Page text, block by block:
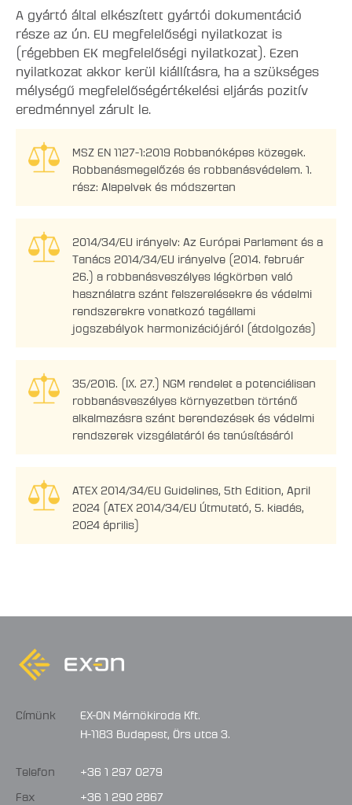
A gyártó által elkészített gyártói dokumentáció
része az ún. EU megfelelőségi nyilatkozat is
(régebben EK megfelelőségi nyilatkozat). Ezen
nyilatkozat akkor kerül kiállításra, ha a szükséges
mélységű megfelelőségértékelési eljárás pozitív
eredménnyel zárult le.
MSZ EN 1127-1:2019 Robbanóképes közegek.
Robbanásmegelőzés és robbanásvédelem. 1.
rész: Alapelvek és módszertan
2014/34/EU irányelv: Az Európai Parlament és a
Tanács 2014/34/EU irányelve (2014. február
26.) a robbanásveszélyes légkörben való
használatra szánt felszerelésekre és védelmi
rendszerekre vonatkozó tagállami
jogszabályok harmonizációjáról (átdolgozás)
35/2016. (IX. 27.) NGM rendelet a potenciálisan
robbanásveszélyes környezetben történő
alkalmazásra szánt berendezések és védelmi
rendszerek vizsgálatáról és tanúsításáról
ATEX 2014/34/EU Guidelines, 5th Edition, April
2024 (ATEX 2014/34/EU Útmutató, 5. kiadás,
2024 április)
Címünk
EX-ON Mérnökiroda Kft.
H-1183 Budapest, Örs utca 3.
Telefon
+36 1 297 0279
Fax
+36 1 290 2867